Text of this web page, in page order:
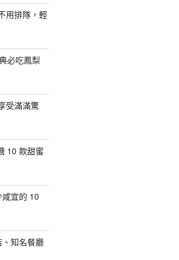
用排隊，輕
必吃鳳梨
受滿滿驚
10 款甜蜜
宜的 10
知名餐廳